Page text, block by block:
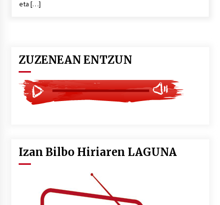
da
2026/07/07
2026/07/03
eta […]
ZUZENEAN ENTZUN
Izan Bilbo Hiriaren LAGUNA